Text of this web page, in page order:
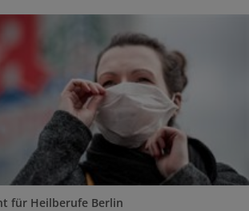
für Heilberufe Berlin